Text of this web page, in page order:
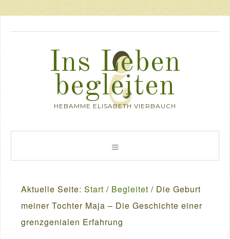
Ins Leben
begleiten
HEBAMME ELISABETH VIERBAUCH
Aktuelle Seite:Start / Begleitet / Die Geburt
meiner Tochter Maja – Die Geschichte einer
grenzgenialen Erfahrung